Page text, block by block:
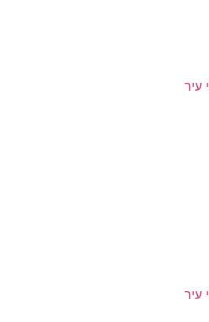
עיר
עיר